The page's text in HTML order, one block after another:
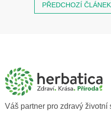
PŘEDCHOZÍ ČLÁNEK
a
Váš partner pro zdravý životní